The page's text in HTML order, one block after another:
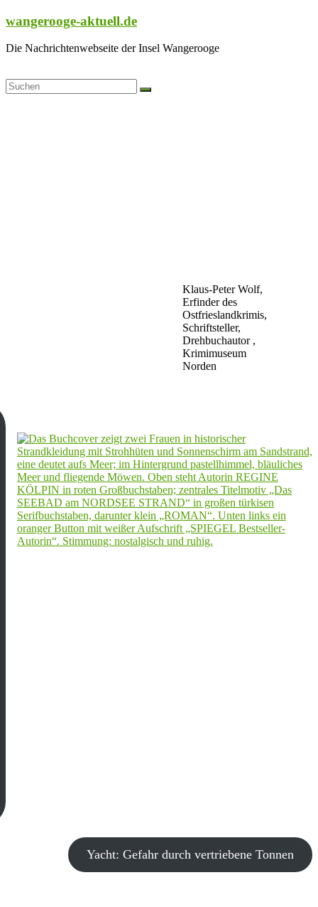
Zum
springen
wangerooge-aktuell.de
Die Nachrichtenwebseite der Insel Wangerooge
Klaus-Peter Wolf,
Erfinder des
Ostfrieslandkrimis,
Schriftsteller,
Drehbuchautor ,
Krimimuseum
Norden
Yacht: Gefahr durch vertriebene Tonnen